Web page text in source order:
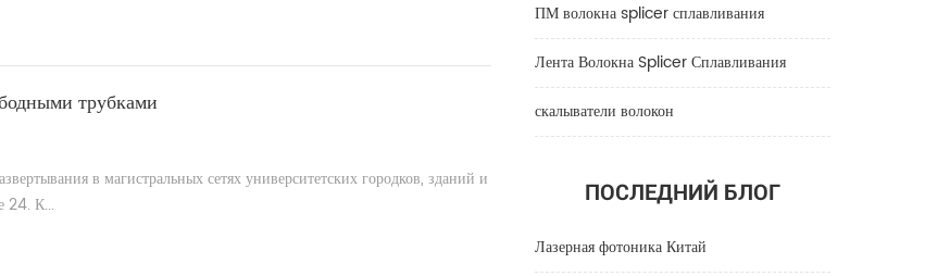
ПМ волокна splicer сплавливания
Лента Волокна Splicer Сплавливания
скалыватели волокон
ПОСЛЕДНИЙ БЛОГ
Лазерная фотоника Китай
трубками
в магистральных сетях университетских городков, зданий и
24. К...